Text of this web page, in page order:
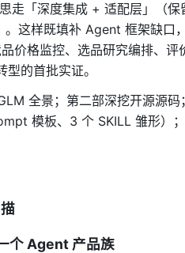
「深度集成 + 适配层」（
这样既填补 Agent 框架缺口
品价格监控、选品研究编排、
的首批实证。
全景；第二部深挖开源源
模板、3 个 SKILL 雏形）
个 Agent 产品族